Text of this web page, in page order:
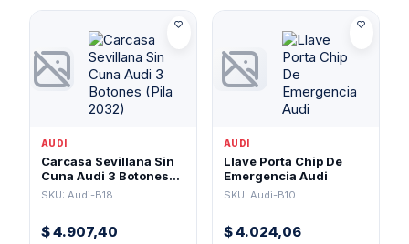
AUDI
Carcasa Sevillana Sin
Cuna Audi 3 Botones
(Pila 2032)
SKU: Audi-B18
$4.907,40
AUDI
Llave Porta Chip De
Emergencia Audi
SKU: Audi-B10
$4.024,06